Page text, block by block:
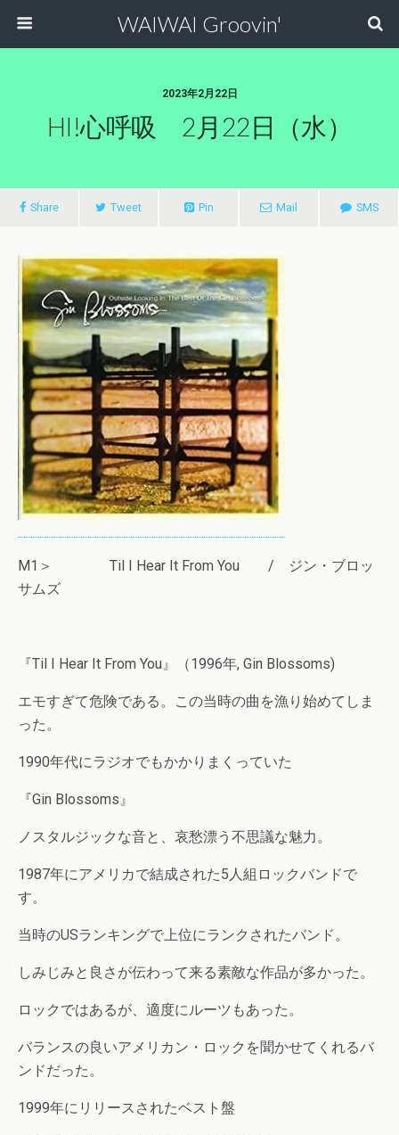
WAIWAI Groovin'
2023年2月22日
HI!心呼吸 2月22日（水）
Share Tweet Pin Mail SMS
M1＞ Til I Hear It From You / ジン・ブロッ
サムズ
『Til I Hear It From You』（1996年, Gin Blossoms)
エモすぎて危険である。この当時の曲を漁り始めてしま
った。
1990年代にラジオでもかかりまくっていた
『Gin Blossoms』
ノスタルジックな音と、哀愁漂う不思議な魅力。
1987年にアメリカで結成された5人組ロックバンドで
す。
当時のUSランキングで上位にランクされたバンド。
しみじみと良さが伝わって来る素敵な作品が多かった。
ロックではあるが、適度にルーツもあった。
バランスの良いアメリカン・ロックを聞かせてくれるバ
ンドだった。
1999年にリリースされたベスト盤